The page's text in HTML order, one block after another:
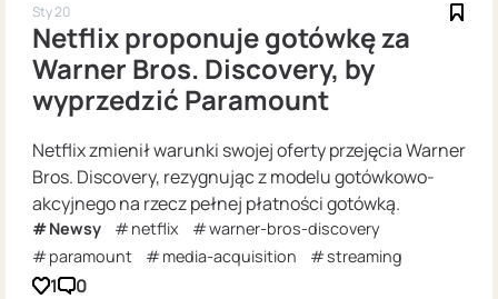
Sty 20
Netflix proponuje gotówkę za
Warner Bros. Discovery, by
wyprzedzić Paramount
Netflix zmienił warunki swojej oferty przejęcia Warner
Bros. Discovery, rezygnując z modelu gotówkowo-
akcyjnego na rzecz pełnej płatności gotówką.
Newsy netflix
warner-bros-discovery
paramount
media-acquisition streaming
1 0